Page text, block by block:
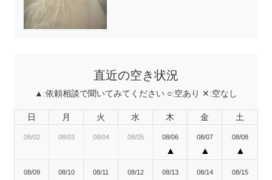
直近の空き状況
▲:依頼相談で聞いてみてください ○:空あり ✕:空なし
日 月 火 水 木 金 土
08/02 08/03 08/04 08/05 08/06
▲
08/07
▲
08/08
▲
08/09 08/10 08/11 08/12 08/13 08/14 08/15